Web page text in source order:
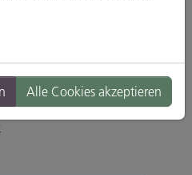
GmbH
Regensburg
Alle Cookies akzeptieren